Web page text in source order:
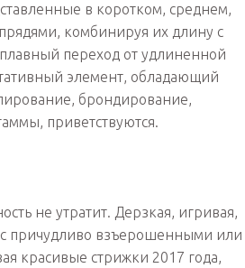
в коротком, среднем,
комбинируя их длину с
переход от удлиненной
элемент, обладающий
брондирование,
приветствуются.
не утратит. Дерзкая, игривая,
с причудливо взъерошенными или
красивые стрижки 2017 года,